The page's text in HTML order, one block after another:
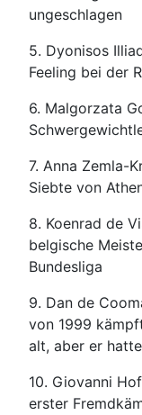
ungeschlagen
5. Dyonisos
Feeling bei der
6. Malgorzata
7. Anna Zemla-
Siebte von
8. Koenrad de
belgische
Bundesliga
9. Dan de
von 1999
alt, aber er
10. Giovanni
erster